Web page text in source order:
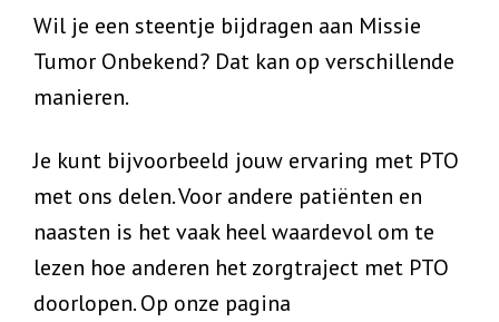
Wil je een steentje bijdragen aan Missie
Tumor Onbekend? Dat kan op verschillende
manieren.
Je kunt bijvoorbeeld jouw ervaring met PTO
met ons delen. Voor andere patiënten en
naasten is het vaak heel waardevol om te
lezen hoe anderen het zorgtraject met PTO
doorlopen. Op onze pagina